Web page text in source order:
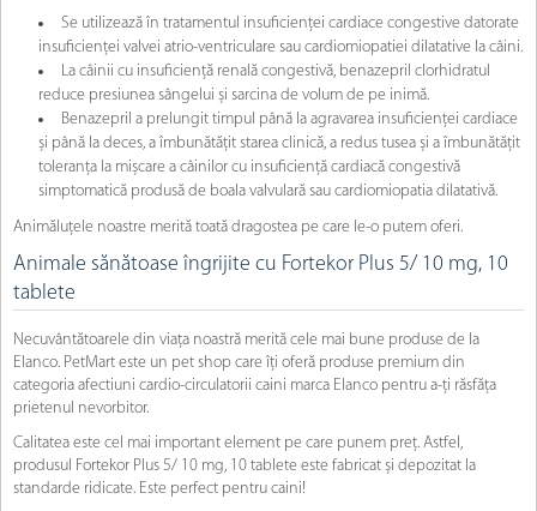
Se utilizează în tratamentul insuficienței cardiace congestive datorate
insuficienței valvei atrio-ventriculare sau cardiomiopatiei dilatative la câini.
La câinii cu insuficiență renală congestivă, benazepril clorhidratul
reduce presiunea sângelui și sarcina de volum de pe inimă.
Benazepril a prelungit timpul până la agravarea insuficienței cardiace
și până la deces, a îmbunătățit starea clinică, a redus tusea și a îmbunătățit
toleranța la mișcare a câinilor cu insuficiență cardiacă congestivă
simptomatică produsă de boala valvulară sau cardiomiopatia dilatativă.
Animăluțele noastre merită toată dragostea pe care le-o putem oferi.
Animale sănătoase îngrijite cu Fortekor Plus 5/ 10 mg, 10
tablete
Necuvântătoarele din viața noastră merită cele mai bune produse de la
Elanco. PetMart este un pet shop care îți oferă produse premium din
categoria afectiuni cardio-circulatorii caini marca Elanco pentru a-ți răsfăța
prietenul nevorbitor.
Calitatea este cel mai important element pe care punem preț. Astfel,
produsul Fortekor Plus 5/ 10 mg, 10 tablete este fabricat și depozitat la
standarde ridicate. Este perfect pentru caini!